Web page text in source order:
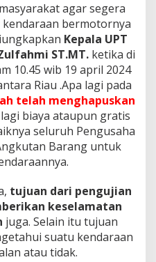
agar segera
bermotornya
Kepala UPT
ST.MT.ketika di
10.45 wib 19 april 2024
Riau .Apa lagi pada
telah menghapuskan
biaya ataupun gratis
seluruh Pengusaha
Barang untuk
tujuan dari pengujian
keselamatan
juga. Selain itu tujuan
suatu kendaraan
atau tidak.